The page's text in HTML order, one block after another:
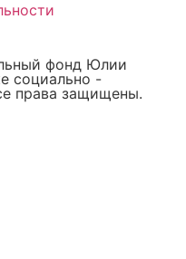
фонд Юлии
социально -
права защищены.